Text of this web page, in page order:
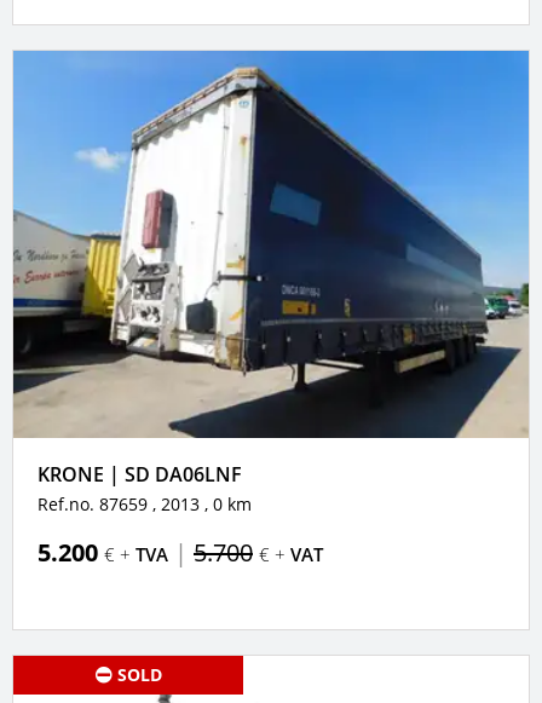
KRONE | SD DA06LNF
Ref.no. 87659 , 2013 , 0 km
5.200 € + TVA | 5.700 € + VAT
SOLD